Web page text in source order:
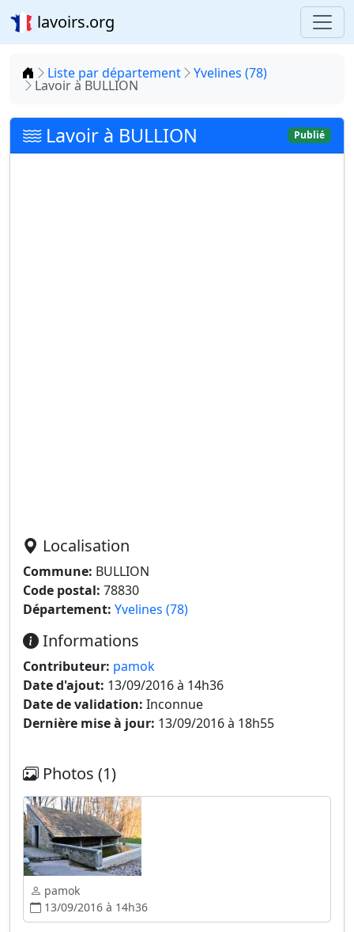
lavoirs.org
Accueil
Liste par département Yvelines (78)
Lavoir à BULLION
Lavoir à BULLION Publié
Localisation
Commune: BULLION
Code postal: 78830
Département: Yvelines (78)
Informations
Contributeur: pamok
Date d'ajout: 13/09/2016 à 14h36
Date de validation: Inconnue
Dernière mise à jour: 13/09/2016 à 18h55
Photos (1)
pamok
13/09/2016 à 14h36